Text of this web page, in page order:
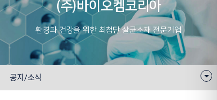
(주)바이오켐코리아
환경과 건강을 위한 최첨단 살균소재 전문기업
공지/소식